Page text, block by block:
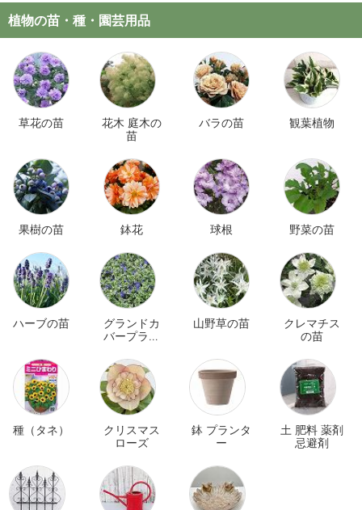
植物の苗・種・園芸用品
草花の苗
花木 庭木の
苗
バラの苗 観葉植物
果樹の苗 鉢花 球根 野菜の苗
ハーブの苗
グランドカ
バープラン
山野草の苗
クレマチス
の苗
種（タネ）
クリスマス
ローズ
鉢 プランタ
ー
土 肥料 薬剤
忌避剤